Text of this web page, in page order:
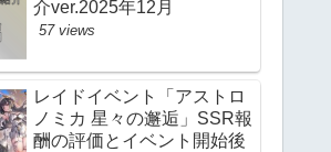
介ver.2025年12月
57 views
レイドイベント「アストロ
ノミカ 星々の邂逅」SSR報
酬の評価とイベント開始後